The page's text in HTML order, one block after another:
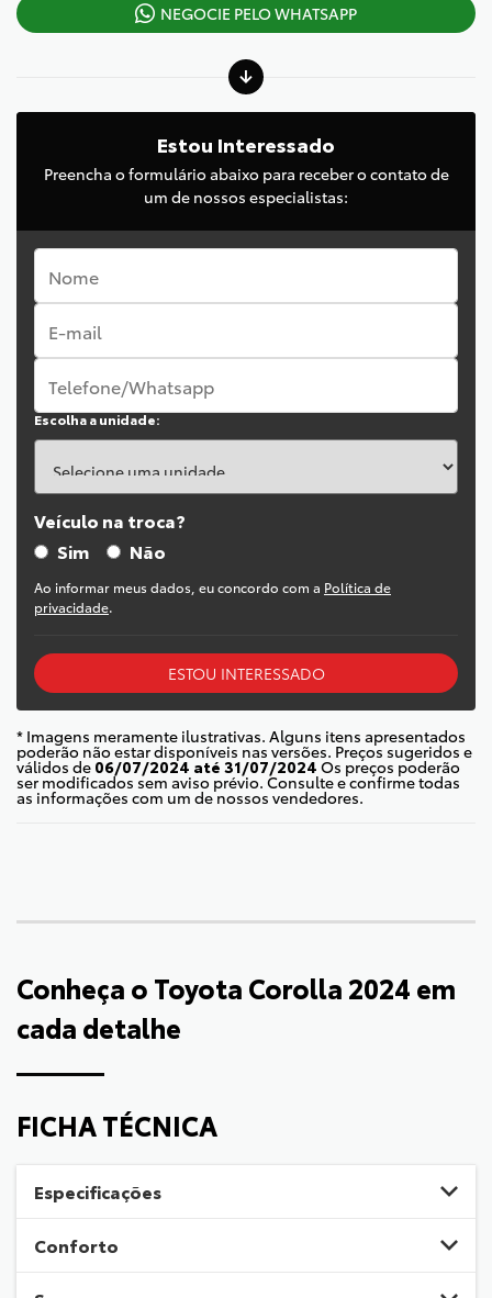
NEGOCIE PELO WHATSAPP
Estou Interessado
Preencha o formulário abaixo para receber o contato de
um de nossos especialistas:
Escolha a unidade:
Veículo na troca?
Sim
Não
Ao informar meus dados, eu concordo com a Política de
privacidade.
ESTOU INTERESSADO
* Imagens meramente ilustrativas. Alguns itens apresentados
poderão não estar disponíveis nas versões. Preços sugeridos e
válidos de 06/07/2024 até 31/07/2024 Os preços poderão
ser modificados sem aviso prévio. Consulte e confirme todas
as informações com um de nossos vendedores.
Conheça o Toyota Corolla 2024 em
cada detalhe
FICHA TÉCNICA
Especificações
Conforto